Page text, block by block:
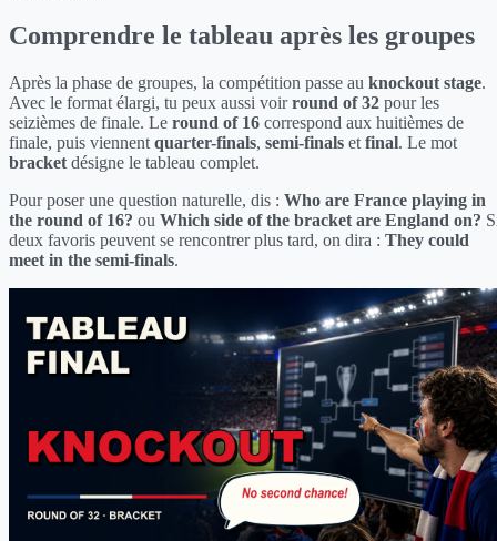
Comprendre le tableau après les groupes
Après la phase de groupes, la compétition passe au knockout stage.
Avec le format élargi, tu peux aussi voirround of 32 pour les
seizièmes de finale. Le round of 16 correspond aux huitièmes de
finale, puis viennent quarter-finals, semi-finals et final. Le mot
bracket désigne le tableau complet.
Pour poser une question naturelle, dis : Who are France playing in
the round of 16? ou Which side of the bracket are England on?
deux favoris peuvent se rencontrer plus tard, on dira : They could
meet in the semi-finals.